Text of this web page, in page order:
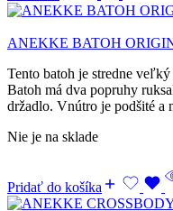
ANEKKE BATOH
Tento batoh je stredne veľký
Batoh má dva popruhy
držadlo. Vnútro je podšité a
Nie je na sklade
Pridať do košíka